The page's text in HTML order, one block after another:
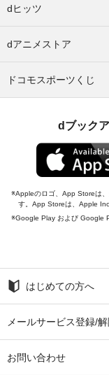
dヒッツ
dアニメストア
ドコモスポーツくじ
dブック
Appleのロゴ、App Storeは
す。App Storeは、Apple
Google Play および Google
はじめての方へ
メールサービス登録/解
お問い合わせ